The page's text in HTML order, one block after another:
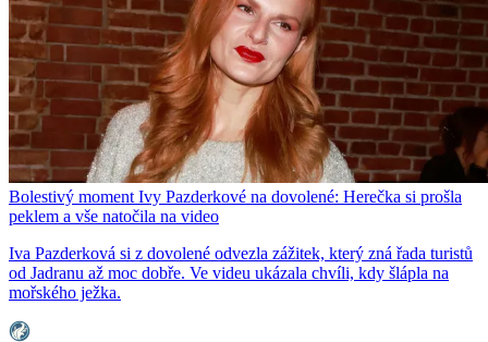
Bolestivý moment Ivy Pazderkové na dovolené: Herečka si prošla
peklem a vše natočila na video
Iva Pazderková si z dovolené odvezla zážitek, který zná řada turistů
od Jadranu až moc dobře. Ve videu ukázala chvíli, kdy šlápla na
mořského ježka.